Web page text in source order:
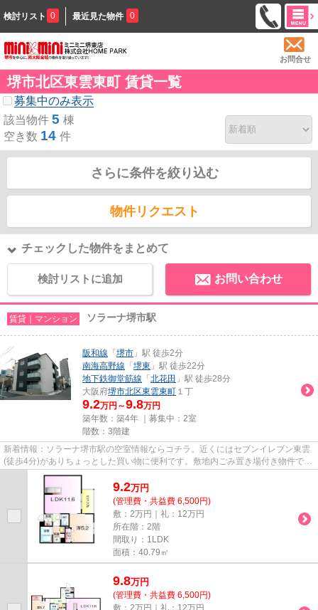
検討リスト 0 最近見た物件 0
お問合せ
堺市北区東雲東町 賃貸一覧
募集中のみ表示
該当物件 5 棟
空き数 14 件
さらに条件を絞り込む
物件リクエスト
チェックした物件をまとめて
検討リストに追加 お問い合わせ
賃貸｜マンション ソラーナ堺市駅
阪和線 「 堺市 」駅 徒歩2分
南海高野線 「 堺東 」駅 徒歩22分
地下鉄御堂筋線 「 北花田 」駅 徒歩28分
大阪府堺市北区東雲東町 １丁
9.2万円～9.8万円
築年数：築4年 ｜募集中： 2室
階数：3階建
新着情報：ソラーナ堺市駅の空室情報ならコチラ。近くにはセブンイレブン東雲
(徒歩4分)がありちょっとした買い物に便利です。敷地内ごみ置き場付き物件で
す。周辺に駅が二つあり、交通...
9.2万円
(管理費・共益費 6,500円)
敷：2万円｜礼：12万円
所在階：2階
間取り：1LDK
面積：40.79㎡
9.8万円
(管理費・共益費 6,500円)
敷：2万円｜礼：12万円